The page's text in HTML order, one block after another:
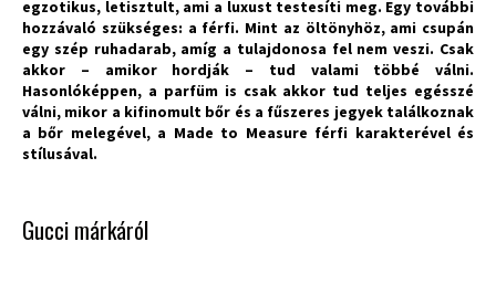
egzotikus, letisztult, ami a luxust testesíti meg. Egy további
hozzávaló szükséges: a férfi. Mint az öltönyhöz, ami csupán
egy szép ruhadarab, amíg a tulajdonosa fel nem veszi. Csak
akkor – amikor hordják – tud valami többé válni.
Hasonlóképpen, a parfüm is csak akkor tud teljes egésszé
válni, mikor a kifinomult bőr és a fűszeres jegyek találkoznak
a bőr melegével, a Made to Measure férfi karakterével és
stílusával.
Gucci márkáról